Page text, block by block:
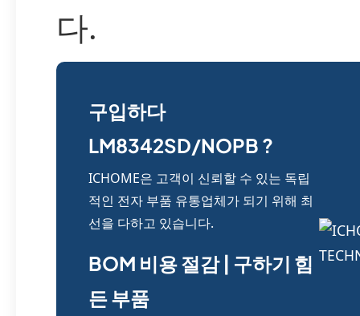
다.
구입하다
LM8342SD/NOPB ?
ICHOME은 고객이 신뢰할 수 있는 독립
적인 전자 부품 유통업체가 되기 위해 최
선을 다하고 있습니다.
BOM 비용 절감 | 구하기 힘
든 부품